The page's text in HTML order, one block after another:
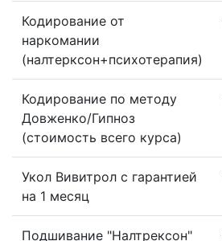
Кодирование от
наркомании
(налтерксон+психотерапия)
Кодирование по методу
Довженко/Гипноз
(стоимость всего курса)
Укол Вивитрол с гарантией
на 1 месяц
Подшивание "Налтрексон"